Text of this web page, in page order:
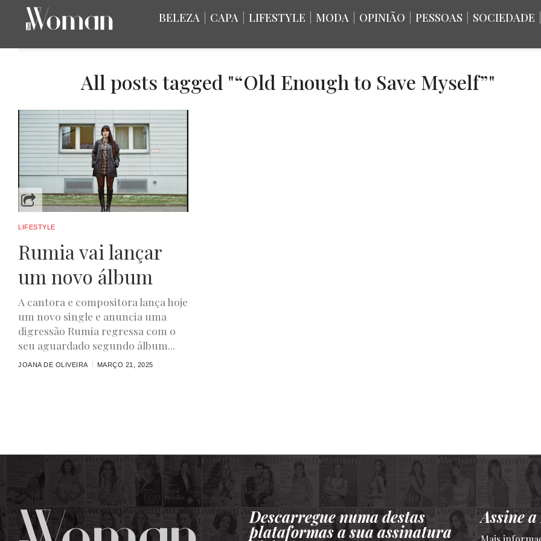
BELEZA CAPA LIFESTYLE MODA OPINIÃO PESSOAS SOCIEDADE
All posts tagged "“Old Enough to Save Myself”"
LIFESTYLE
Rumia vai lançar
um novo álbum
A cantora e compositora lança hoje
um novo single e anuncia uma
digressão Rumia regressa com o
seu aguardado segundo álbum...
JOANA DE OLIVEIRA MARÇO 21, 2025
Descarregue numa destas
plataformas a sua assinatura
Assine